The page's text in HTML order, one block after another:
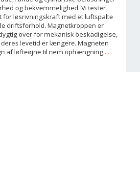
og bekvemmelighed. Vi tester
for løsrivningskraft med et luftspalte
driftsforhold. Magnetkroppen er
over for mekanisk beskadigelse,
levetid er længere. Magneten
af løfteøjne til nem ophængning....